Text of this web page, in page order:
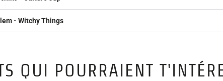
- Witchy Things
QUI POURRAIENT